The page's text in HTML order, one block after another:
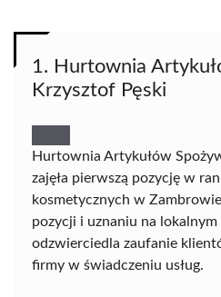
1. Hurtownia
Krzysztof Pęski
Hurtownia Artykułów
zajęła pierwszą pozycję w
kosmetycznych w
pozycji i uznaniu na
odzwierciedla zaufanie
firmy w świadczeniu usług.